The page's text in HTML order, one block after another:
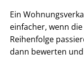
Ein
einfacher, wenn
Reihenfolge
dann bewerten